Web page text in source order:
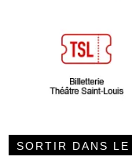
SORTIR DANS